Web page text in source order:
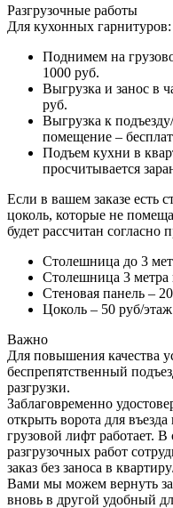
Разгрузочные работы
Для кухонных гарнитуров:
Поднимем на
1000 руб.
Выгрузка и занос в
руб.
Выгрузка к
помещение –
Подъем кухни в
просчитывается
Если в вашем заказе есть
цоколь, которые не
будет рассчитан согласно
Столешница до 3
Столешница 3 метра
Стеновая панель –
Цоколь – 50 руб/этаж
Важно
Для повышения качества
беспрепятственный
разгрузки.
Заблаговременно
открыть ворота для
грузовой лифт работает. В
разгрузочных работ
заказ без заноса в
Вами мы можем вернуть
вновь в другой удобный